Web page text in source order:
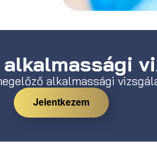
alkalmassági
Jelentkezem